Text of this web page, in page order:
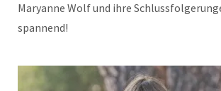
Maryanne Wolf und ihre
spannend!